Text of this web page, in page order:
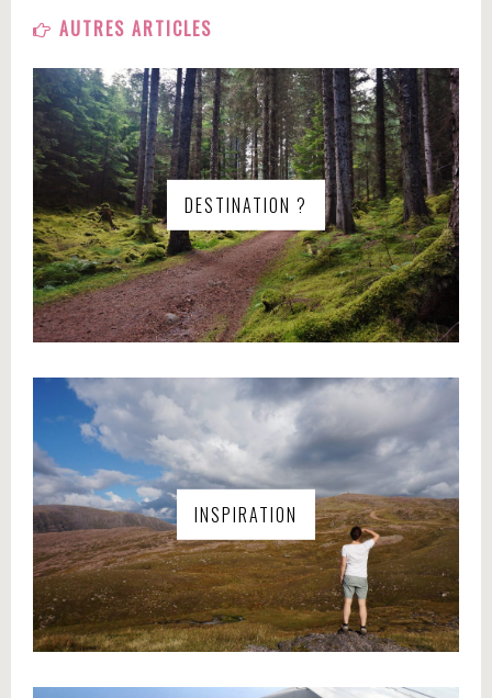
AUTRES ARTICLES
DESTINATION ?
INSPIRATION